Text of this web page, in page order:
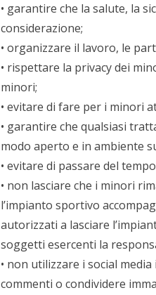
• garantire che la salute, la
considerazione;
• organizzare il lavoro, le
• rispettare la privacy dei
minori;
• evitare di fare per i minori
• garantire che qualsiasi
modo aperto e in ambiente
• evitare di passare del
• non lasciare che i minori
l’impianto sportivo
autorizzati a lasciare
soggetti esercenti la
• non utilizzare i social
commenti o condividere